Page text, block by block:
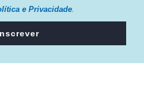
e Privacidade.